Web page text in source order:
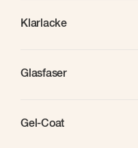
Klarlacke
Glasfaser
Gel-Coat